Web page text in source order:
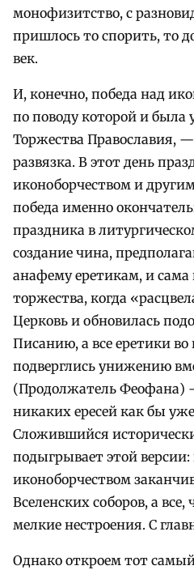
монофизитство, с
пришлось то спорить, то
век.
И, конечно, победа над
по поводу которой и была
Торжества Православия,
развязка. В этот день
иконоборчеством и
победа именно
праздника в
создание чина,
анафему еретикам, и сама
торжества, когда
Церковь и обновилась
Писанию, а все еретики во
подверглись унижению
(Продолжатель Феофана)
никаких ересей как бы
Сложившийся
подыгрывает этой версии:
иконоборчеством
Вселенских соборов, а
мелкие нестроения. С
Однако откроем тот